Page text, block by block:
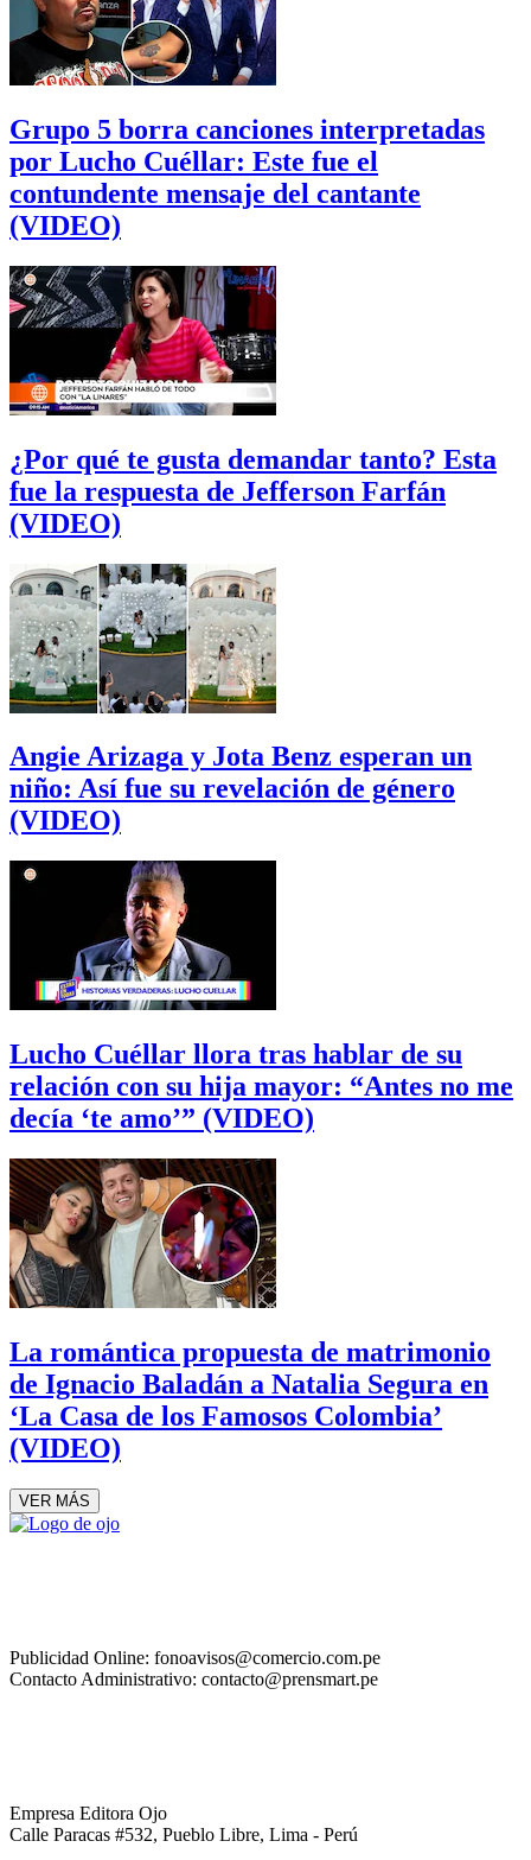
Grupo 5 borra canciones interpretadas
por Lucho Cuéllar: Este fue el
contundente mensaje del cantante
(VIDEO)
¿Por qué te gusta demandar tanto? Esta
fue la respuesta de Jefferson Farfán
(VIDEO)
Angie Arizaga y Jota Benz esperan un
niño: Así fue su revelación de género
(VIDEO)
Lucho Cuéllar llora tras hablar de su
relación con su hija mayor: “Antes no me
decía ‘te amo’” (VIDEO)
La romántica propuesta de matrimonio
de Ignacio Baladán a Natalia Segura en
‘La Casa de los Famosos Colombia’
(VIDEO)
VER MÁS
Publicidad Online: fonoavisos@comercio.com.pe
Contacto Administrativo: contacto@prensmart.pe
Empresa Editora Ojo
Calle Paracas #532, Pueblo Libre, Lima - Perú